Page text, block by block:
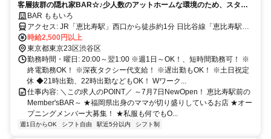
ンター9席 20代、30代、40代活躍中!】【完全私服勤
務】
客層抜群の隠れ家BAR☆♪少人数のアットホームな環境のため、スタッ
フ同士の距離も近く、意見やアイデアも反映されやすい環境です。ナイ
トワーク未経験の方、歓迎します！
BAR ももいろ
アクセス: JR「恵比寿駅」西口から徒歩約1分 日比谷線「恵比寿駅」2
番出口から徒歩約2分
時給2,500円以上
東京都東京23区渋谷区
勤務時間・曜日: 20:00～翌1:00 ※週1日～OK！、短時間勤務可！ ※
終電勤務OK！ ※深夜タクシー代支給！ ※遅出勤もOK！ ※土日祝定
休 ◆21時出勤、22時出勤などもOK！ Wワーク...
仕事内容: ＼この求人のPOINT／ ～7月7日NewOpen！ 恵比寿駅前の
Member'sBAR～ ★福岡県出身のママが切り盛りしているお店 ★オー
プニングメンバー大募集！ ★私服も何でもO...
週1日からOK シフト自由 駅近5分以内 シフト制